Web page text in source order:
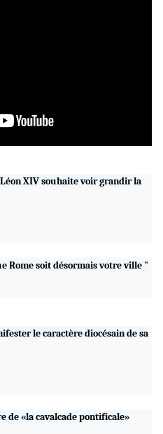
XIV souhaite voir grandir la
Rome soit désormais votre ville "
le caractère diocésain de sa
de «la cavalcade pontificale»